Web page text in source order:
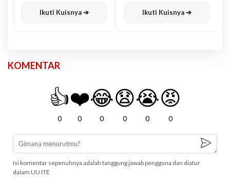
Ikuti Kuisnya ➔ Ikuti Kuisnya ➔
KOMENTAR
👍
0
❤️
0
😂
0
😧
0
😭
0
😡
0
Isi komentar sepenuhnya adalah tanggung jawab pengguna dan diatur
dalam UU ITE